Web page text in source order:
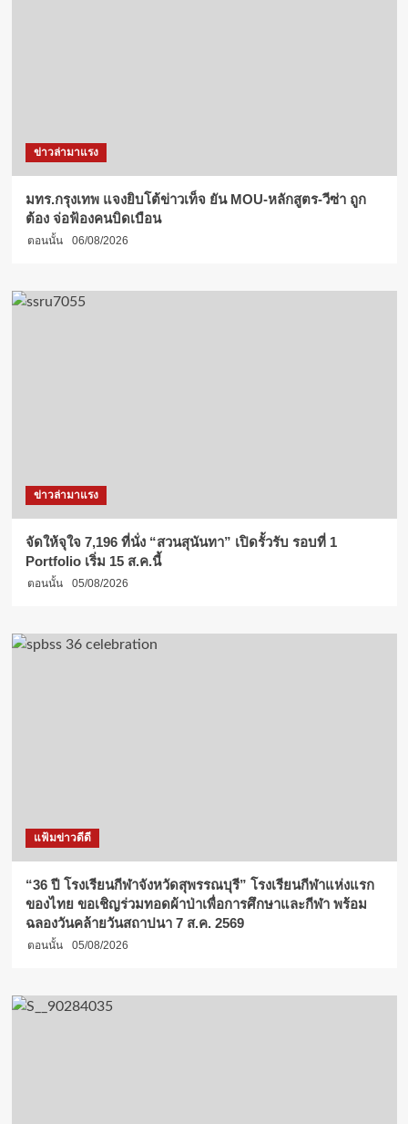
ข่าวล่ามาแรง
มทร.กรุงเทพ แจงยิบโต้ข่าวเท็จ ยัน MOU-หลักสูตร-วีซ่า ถูก
ต้อง จ่อฟ้องคนบิดเบือน
ตอนนั้น 06/08/2026
ข่าวล่ามาแรง
จัดให้จุใจ 7,196 ที่นั่ง “สวนสุนันทา” เปิดรั้วรับ รอบที่ 1
Portfolio เริ่ม 15 ส.ค.นี้
ตอนนั้น 05/08/2026
แฟ้มข่าวดีดี
“36 ปี โรงเรียนกีฬาจังหวัดสุพรรณบุรี” โรงเรียนกีฬาแห่งแรก
ของไทย ขอเชิญร่วมทอดผ้าป่าเพื่อการศึกษาและกีฬา พร้อม
ฉลองวันคล้ายวันสถาปนา 7 ส.ค. 2569
ตอนนั้น 05/08/2026